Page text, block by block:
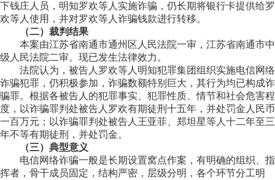
下钱庄人员，明知罗欢等人实施诈骗，仍长期将银行卡提供给罗
欢等人使用，并对罗欢等人诈骗钱款进行转移。
（二）裁判结果
本案由江苏省南通市通州区人民法院一审，江苏省南通市中
级人民法院二审。现已发生法律效力。
法院认为，被告人罗欢等人明知犯罪集团组织实施电信网络
诈骗犯罪，仍积极参加，诈骗数额特别巨大，其行为均已构成诈
骗罪。根据各被告人的犯罪事实、犯罪性质、情节和社会危害程
度，以诈骗罪判处被告人罗欢有期徒刑十五年，并处罚金人民币
一百万元；以诈骗罪判处被告人王亚菲、郑坦星等人十二年至三
年不等有期徒刑，并处罚金。
（三）典型意义
电信网络诈骗一般是长期设置窝点作案，有明确的组织、指
挥者，骨干成员固定，结构严密，层级分明，各个环节分工明